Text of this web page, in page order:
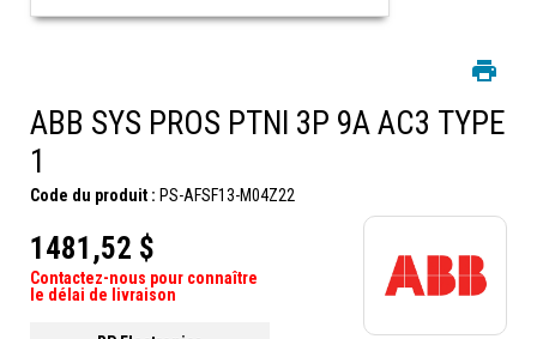
ABB SYS PROS PTNI 3P 9A AC3 TYPE
1
Code du produit : PS-AFSF13-M04Z22
1481,52 $
Contactez-nous pour connaître
le délai de livraison